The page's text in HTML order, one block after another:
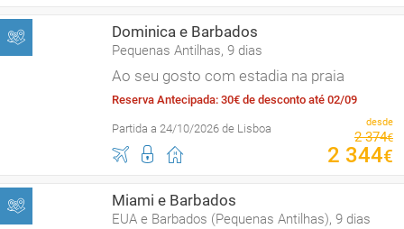
Dominica e Barbados
Pequenas Antilhas, 9 dias
Ao seu gosto com estadia na praia
Reserva Antecipada: 30€ de desconto até 02/09
Partida a 24/10/2026 de Lisboa desde
2 374€
2 344€
Miami e Barbados
EUA e Barbados (Pequenas Antilhas), 9 dias